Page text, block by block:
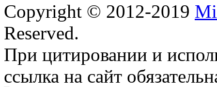
Copyright © 2012-2019
Reserved.
При цитировании и
ссылка на сайт